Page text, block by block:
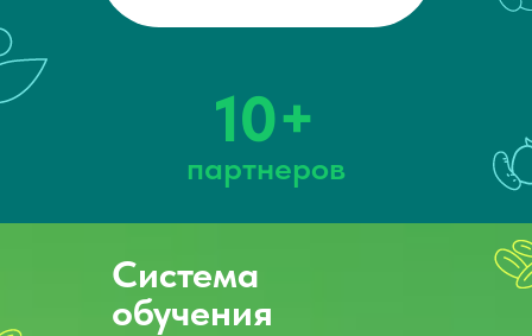
10+
партнеров
Система
обучения